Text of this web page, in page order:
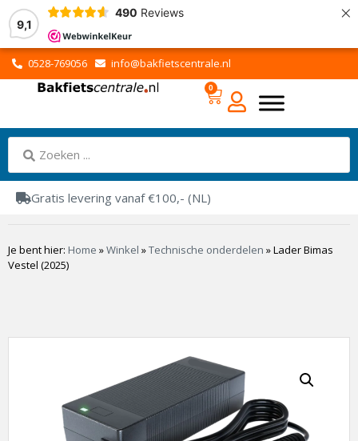
9,1
490 Reviews ×
0528-769056 info@bakfietscentrale.nl
0
Gratis levering vanaf €100,- (NL)
Je bent hier: Home »Winkel »Technische onderdelen »Lader Bimas
Vestel (2025)